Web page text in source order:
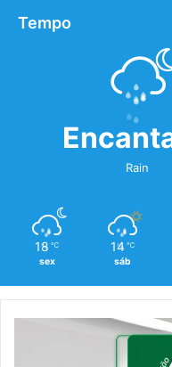
Tempo
Rain
18 ℃
sex
14 ℃
sáb